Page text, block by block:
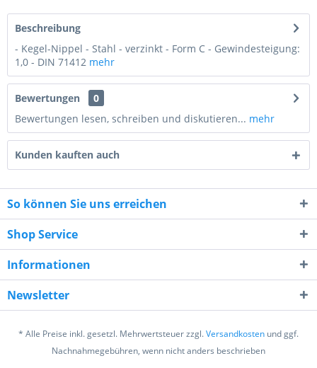
4 - 2 = ?
Ich habe die Datenschutzerklärung
verstanden und stimme zu. *
Beschreibung
- Kegel-Nippel - Stahl - verzinkt - Form C - Gewindesteigung:
1,0 - DIN 71412 mehr
Bewertungen
0
Bewertungen lesen, schreiben und diskutieren... mehr
Kunden kauften auch
So können Sie uns erreichen
Shop Service
Informationen
Newsletter
* Alle Preise inkl. gesetzl. Mehrwertsteuer zzgl.Versandkosten und ggf.
Nachnahmegebühren, wenn nicht anders beschrieben